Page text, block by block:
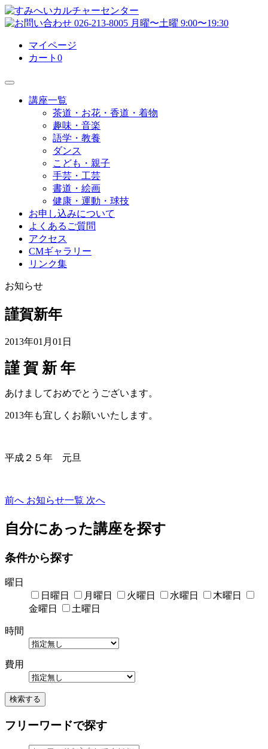
マイページ
カート 0
講座一覧
茶道・お花・香道・着物
趣味・音楽
語学・教養
ダンス
こども・親子
手芸・工芸
書道・絵画
健康・運動・球技
お申し込みについて
よくあるご質問
アクセス
CMギャラリー
リンク集
お知らせ
謹賀新年
2013年01月01日
謹 賀 新 年
あけましておめでとうございます。
2013年も宜しくお願いいたします。
平成２５年 元旦
前へ お知らせ一覧 次へ
自分にあった講座を探す
条件から探す
曜日
日曜日
月曜日 火曜日 水曜日
木曜日
金曜日
土曜日
時間
費用
検索する
フリーワードで探す